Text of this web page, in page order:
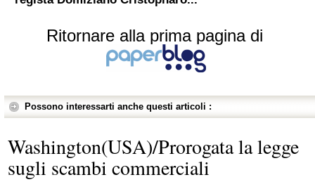
Ritornare alla prima pagina di
Possono interessarti anche questi articoli :
Washington(USA)/Prorogata la legge
sugli scambi commerciali